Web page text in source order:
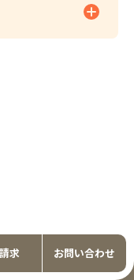
求 お問い合わせ